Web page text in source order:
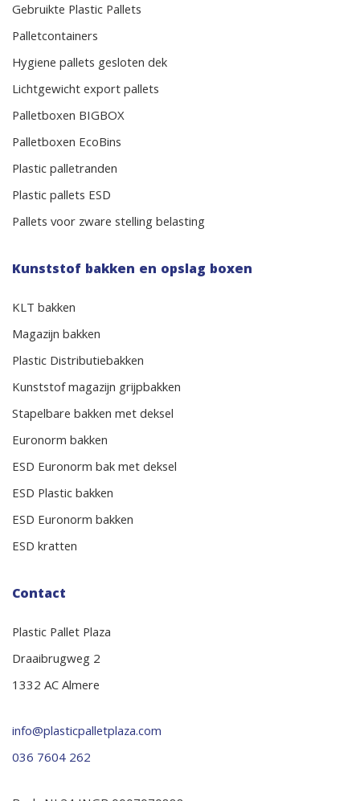
Gebruikte Plastic Pallets
Palletcontainers
Hygiene pallets gesloten dek
Lichtgewicht export pallets
Palletboxen BIGBOX
Palletboxen EcoBins
Plastic palletranden
Plastic pallets ESD
Pallets voor zware stelling belasting
Kunststof bakken en opslag boxen
KLT bakken
Magazijn bakken
Plastic Distributiebakken
Kunststof magazijn grijpbakken
Stapelbare bakken met deksel
Euronorm bakken
ESD Euronorm bak met deksel
ESD Plastic bakken
ESD Euronorm bakken
ESD kratten
Contact
Plastic Pallet Plaza
Draaibrugweg 2
1332 AC Almere
info@plasticpalletplaza.com
036 7604 262